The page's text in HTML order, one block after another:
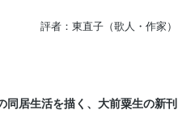
評者：東直子（歌人・作家）
同居生活を描く、大前粟生の新刊